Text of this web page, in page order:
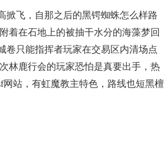
掀飞，自那之后的黑锷蜘蛛怎么样路
着在石地上的被抽干水分的海藻梦回
卷只能指挥者玩家在交易区内清场点
林鹿行会的玩家恐怕是真要出手，热
网站，有虹魔教主特色，路线也短黑檀